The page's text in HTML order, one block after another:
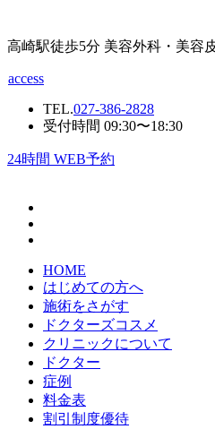
高崎駅徒歩5分 美容外科・美容
access
TEL.027-386-2828
受付時間 09:30〜18:30
24時間 WEB予約
HOME
はじめての方へ
施術をさがす
ドクターズコスメ
クリニックについて
ドクター
症例
料金表
割引制度優待